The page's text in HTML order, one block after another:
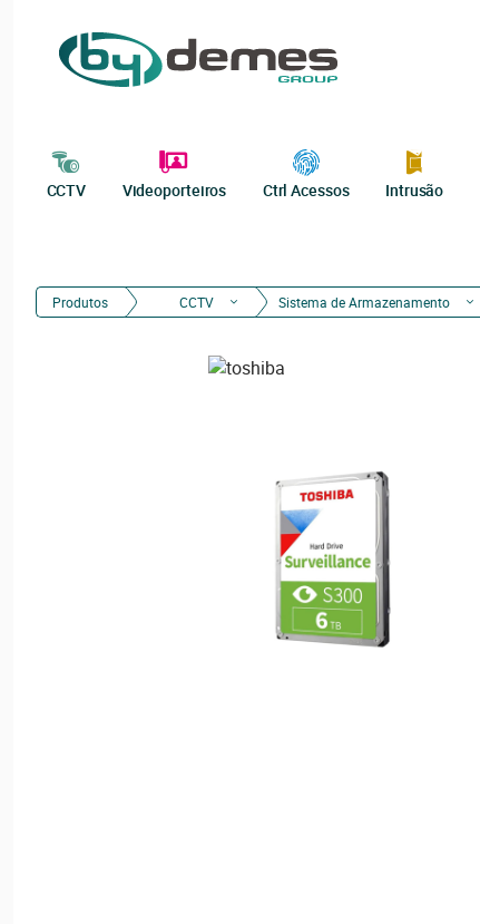
CCTV Videoporteiros Ctrl Acessos Intrusão
Produtos CCTV Sistema de Armazenamento